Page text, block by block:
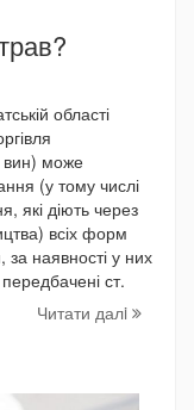
області
вин) може
(у тому числі
які діють через
всіх форм
за наявності у них
ст.
Читати далi